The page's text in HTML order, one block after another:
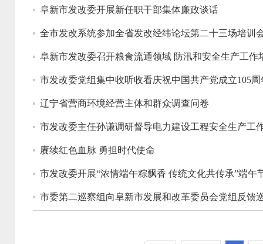
阜新市发改委开展新任职干部集体廉政谈话
全市发改系统参加全省发改经纬论坛第二十三场培训
阜新市发改委召开粮食流通领域 防汛和安全生产工作
市发改委党组集中收听收看庆祝中国共产党成立105周
辽宁省营商环境经营主体和群众调查问卷
市发改委主任孙谦调研督导电力建设工程安全生产工
赓续红色血脉 勇担时代使命
市发改委开展“浓情端午粽飘香 传统文化共传承”端午
市委第二巡察组向阜新市发展和改革委员会党组反馈